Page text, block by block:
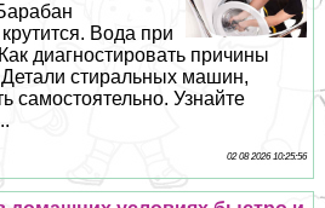
Вода при
диагностировать причины
стиральных машин,
самостоятельно. Узнайте
02 08 2026 10:25:56